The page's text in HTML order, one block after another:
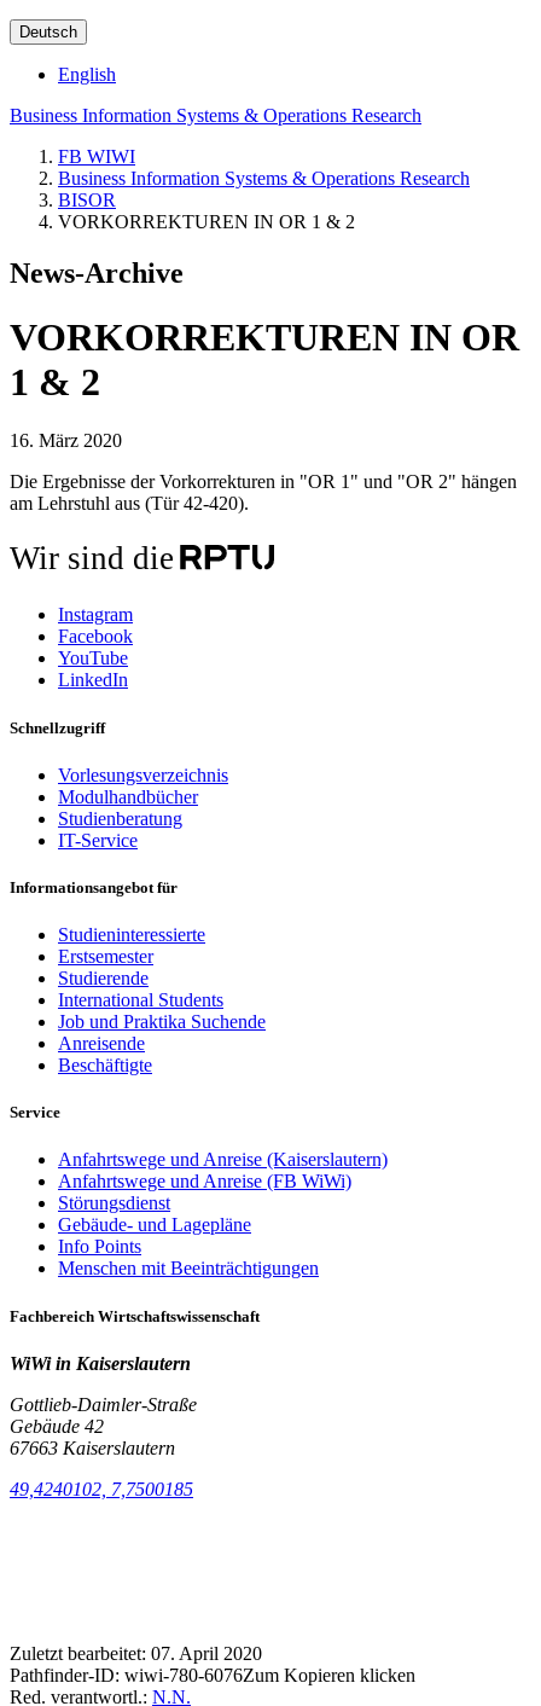
Deutsch
English
Business Information Systems & Operations Research
FB WIWI
Business Information Systems & Operations Research
BISOR
VORKORREKTUREN IN OR 1 & 2
News-Archive
VORKORREKTUREN IN OR
1 & 2
16. März 2020
Die Ergebnisse der Vorkorrekturen in "OR 1" und "OR 2" hängen
am Lehrstuhl aus (Tür 42-420).
Wir sind die
Instagram
Facebook
YouTube
LinkedIn
Schnellzugriff
Vorlesungsverzeichnis
Modulhandbücher
Studienberatung
IT-Service
Informationsangebot für
Studieninteressierte
Erstsemester
Studierende
International Students
Job und Praktika Suchende
Anreisende
Beschäftigte
Service
Anfahrtswege und Anreise (Kaiserslautern)
Anfahrtswege und Anreise (FB WiWi)
Störungsdienst
Gebäude- und Lagepläne
Info Points
Menschen mit Beeinträchtigungen
Fachbereich Wirtschaftswissenschaft
WiWi in Kaiserslautern
Gottlieb-Daimler-Straße
Gebäude 42
67663 Kaiserslautern
49,4240102, 7,7500185
Zuletzt bearbeitet: 07. April 2020
Pathfinder-ID: wiwi-780-6076Zum Kopieren klicken
Red. verantwortl.: N.N.